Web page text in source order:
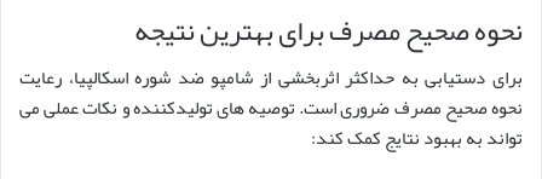
نحوه صحیح مصرف برای بهترین نتیجه
برای دستیابی به حداکثر اثربخشی از شامپو ضد شوره اسکالپیا، رعایت
نحوه صحیح مصرف ضروری است. توصیه های تولیدکننده و نکات عملی می
تواند به بهبود نتایج کمک کند: